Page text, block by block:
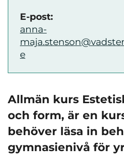
E-post:
anna-
e
Allmän kurs
och form, är en
behöver läsa in
gymnasienivå för